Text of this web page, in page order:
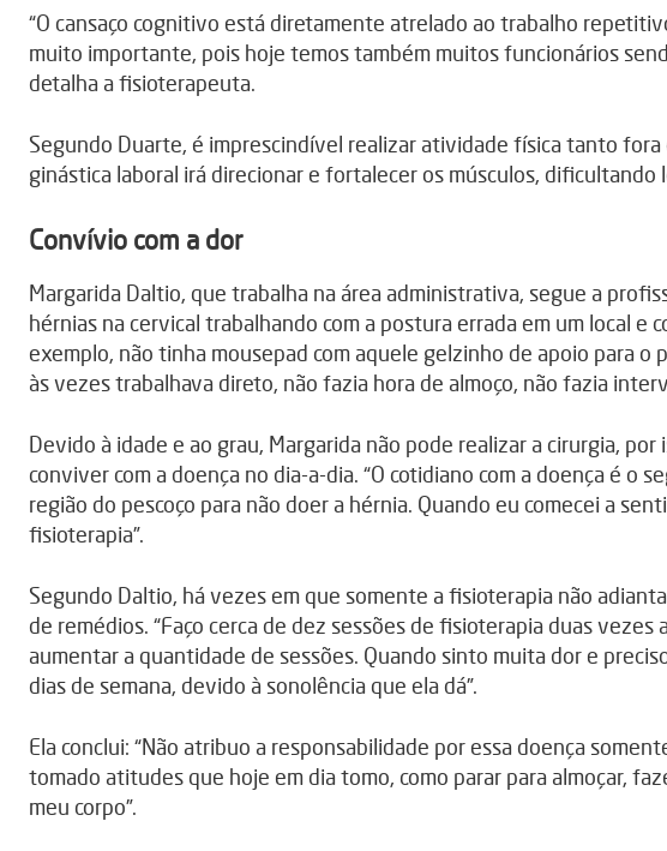
“O cansaço cognitivo está diretamente atrelado ao trabalho
muito importante, pois hoje temos também muitos funcionários
detalha a fisioterapeuta.
Segundo Duarte, é imprescindível realizar atividade física tanto fora
ginástica laboral irá direcionar e fortalecer os músculos, dificultando
Convívio com a dor
Margarida Daltio, que trabalha na área administrativa, segue a
hérnias na cervical trabalhando com a postura errada em um local e
exemplo, não tinha mousepad com aquele gelzinho de apoio para o
às vezes trabalhava direto, não fazia hora de almoço, não fazia
Devido à idade e ao grau, Margarida não pode realizar a cirurgia,
conviver com a doença no dia-a-dia. “O cotidiano com a doença é o
região do pescoço para não doer a hérnia. Quando eu comecei a
fisioterapia”.
Segundo Daltio, há vezes em que somente a fisioterapia não
de remédios. “Faço cerca de dez sessões de fisioterapia duas
aumentar a quantidade de sessões. Quando sinto muita dor e
dias de semana, devido à sonolência que ela dá”.
Ela conclui: “Não atribuo a responsabilidade por essa doença
tomado atitudes que hoje em dia tomo, como parar para almoçar,
meu corpo”.